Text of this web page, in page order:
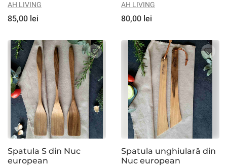
AH LIVING
85,00 lei
AH LIVING
80,00 lei
Spatula S din Nuc
european
Spatula unghiulară din
Nuc european